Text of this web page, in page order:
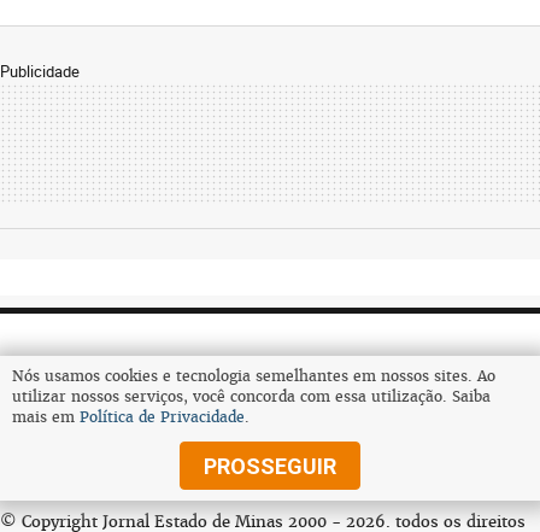
Nós usamos cookies e tecnologia semelhantes em nossos sites. Ao
utilizar nossos serviços, você concorda com essa utilização. Saiba
mais em Política de Privacidade.
PROSSEGUIR
Publicidade
Assine
© Copyright Jornal Estado de Minas 2000 - 2026. todos os direitos